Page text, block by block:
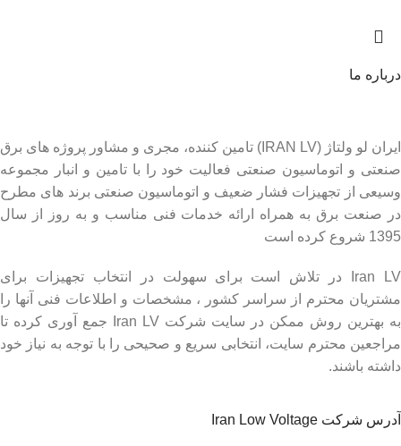
درباره ما
ایران لو ولتاژ (IRAN LV) تامین کننده، مجری و مشاور پروژه های برق
صنعتی و اتوماسیون صنعتی فعالیت خود را با تامین و انبار مجموعه
وسیعی از تجهیزات فشار ضعیف و اتوماسیون صنعتی برند های مطرح
در صنعت برق به همراه ارائه خدمات فنی مناسب و به روز از سال
1395 شروع کرده است
Iran LV در تلاش است برای سهولت در انتخاب تجهیزات برای
مشتریان محترم از سراسر کشور ، مشخصات و اطلاعات فنی آنها را
به بهترین روش ممکن در سایت شرکت Iran LV جمع آوری کرده تا
مراجعین محترم سایت، انتخابی سریع و صحیحی را با توجه به نیاز خود
داشته باشند.
آدرس شرکت Iran Low Voltage